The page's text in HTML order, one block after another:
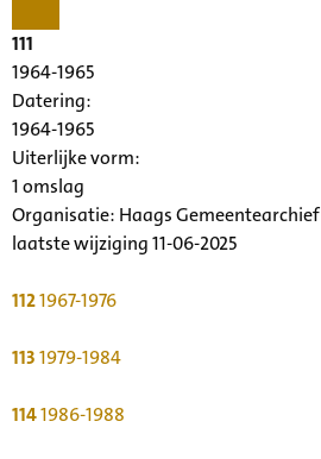
111
1964-1965
Datering:
1964-1965
Uiterlijke vorm:
1 omslag
Organisatie: Haags Gemeentearchief
laatste wijziging 11-06-2025
1121967-1976
1131979-1984
1141986-1988